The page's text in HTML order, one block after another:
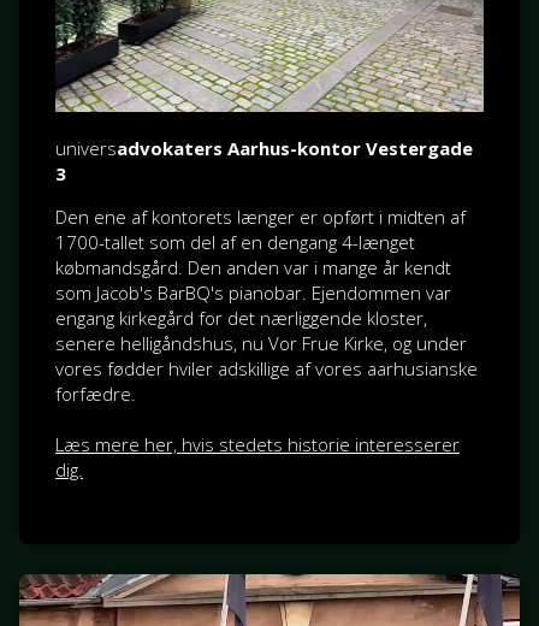
universadvokaters Aarhus-kontor Vestergade
3
Den ene af kontorets længer er opført i midten af
1700-tallet som del af en dengang 4-længet
købmandsgård. Den anden var i mange år kendt
som Jacob's BarBQ's pianobar. Ejendommen var
engang kirkegård for det nærliggende kloster,
senere helligåndshus, nu Vor Frue Kirke, og under
vores fødder hviler adskillige af vores aarhusianske
forfædre.
Læs mere her, hvis stedets historie interesserer
dig.